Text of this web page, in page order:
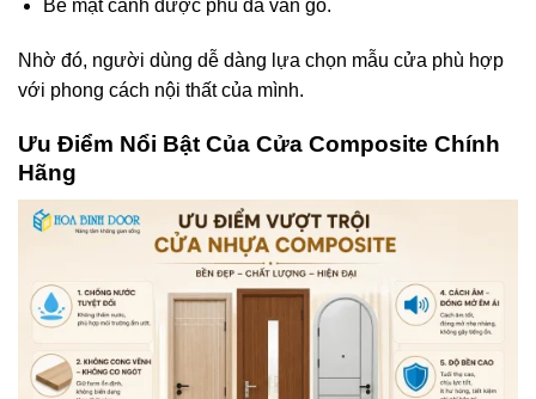
Bề mặt cánh được phủ da vân gỗ.
Nhờ đó, người dùng dễ dàng lựa chọn mẫu cửa phù hợp
với phong cách nội thất của mình.
Ưu Điểm Nổi Bật Của Cửa Composite Chính
Hãng